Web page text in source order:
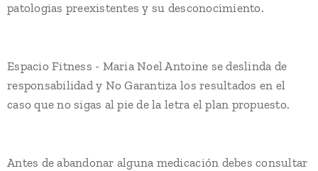
patologias preexistentes y su desconocimiento.
Espacio Fitness - Maria Noel Antoine se deslinda de
responsabilidad y No Garantiza los resultados en el
caso que no sigas al pie de la letra el plan propuesto.
Antes de abandonar alguna medicación debes consultar